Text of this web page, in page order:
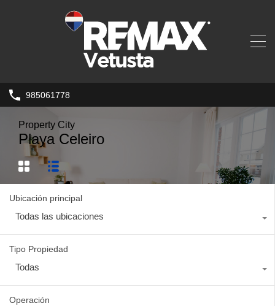
985061778
Property City
Playa Celeiro
Ubicación principal
Todas las ubicaciones
Tipo Propiedad
Todas
Operación